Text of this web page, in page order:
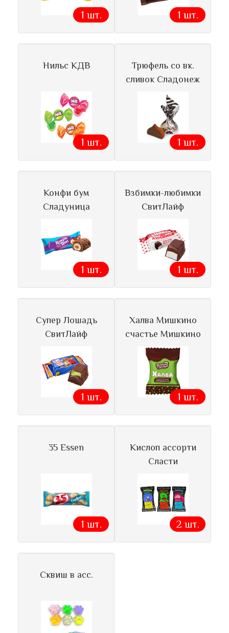
1 шт. 1 шт.
Нильс КДВ
1 шт.
Трюфель со вк.
сливок Сладонеж
1 шт.
Конфи бум
Сладуница
1 шт.
Взбимки-любимки
СвитЛайф
1 шт.
Супер Лошадь
СвитЛайф
1 шт.
Халва Мишкино
счастье Мишкино
1 шт.
35 Essen
1 шт.
Кислоп ассорти
Сласти
2 шт.
Сквиш в асс.